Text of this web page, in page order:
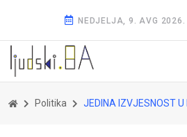
NEDJELJA, 9. AVG 2026.
Politika JEDINA IZVJESNOST U BIH: Stižu nova